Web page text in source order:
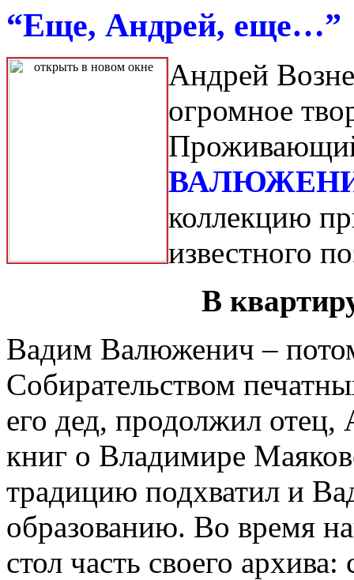
“Еще, Андрей, еще…”
Андрей
огромное
коллекцию
известного
В
Вадим Валюженич –
Собирательством
его дед, продолжил отец,
книг о Владимире
традицию подхватил и
образованию. Во время
стол часть своего